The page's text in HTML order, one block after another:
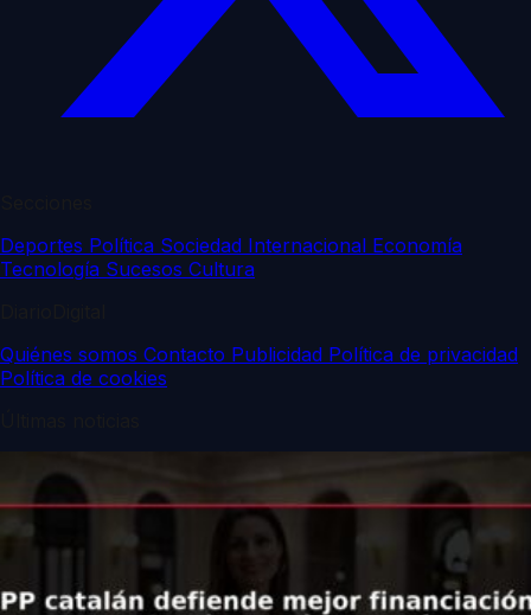
Deportes Política Sociedad Internacional Economía
Tecnología Sucesos Cultura
Quiénes somos Contacto Publicidad Política de privacidad
Política de cookies